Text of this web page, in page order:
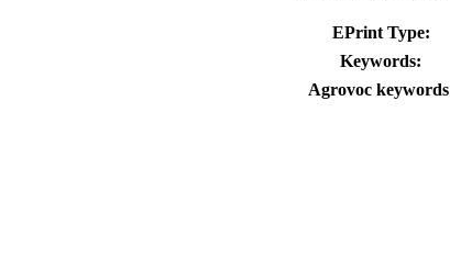
EPrint Type:
Keywords:
Agrovoc